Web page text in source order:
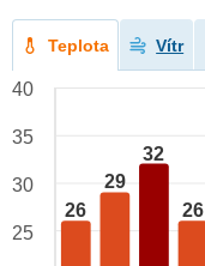
Teplota Vítr
26
29
32
26
40
35
30
25